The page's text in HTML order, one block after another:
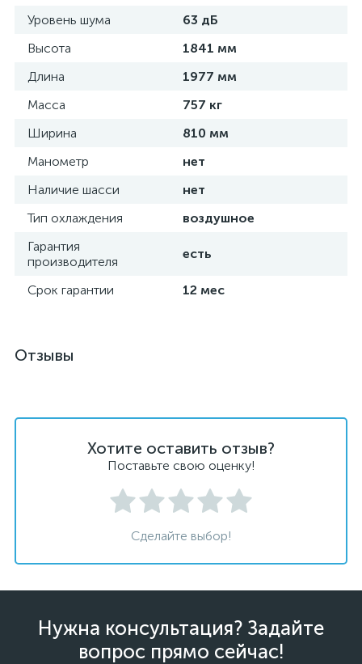
Уровень шума
63 дБ
Высота
1841 мм
Длина
1977 мм
Масса
757 кг
Ширина
810 мм
Манометр
нет
Наличие шасси
нет
Тип охлаждения
воздушное
Гарантия
производителя
есть
Срок гарантии 12 мес
Отзывы
Хотите оставить отзыв?
Поставьте свою оценку!
Сделайте выбор!
Нужна консультация? Задайте
вопрос прямо сейчас!